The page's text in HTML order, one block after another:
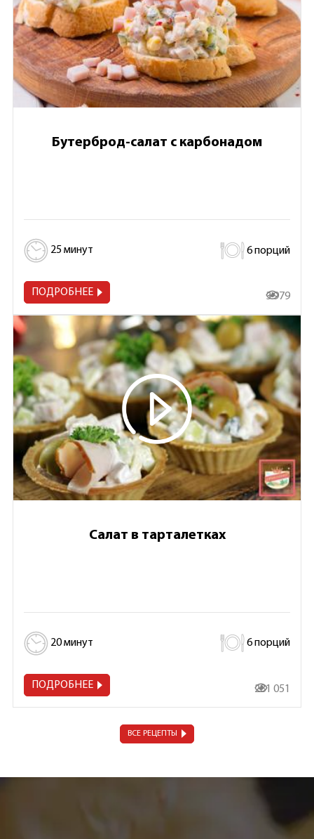
Бутерброд-салат с карбонадом
25 минут 6 порций
ПОДРОБНЕЕ 3 979
Салат в тарталетках
20 минут 6 порций
ПОДРОБНЕЕ 281 051
ВСЕ РЕЦЕПТЫ